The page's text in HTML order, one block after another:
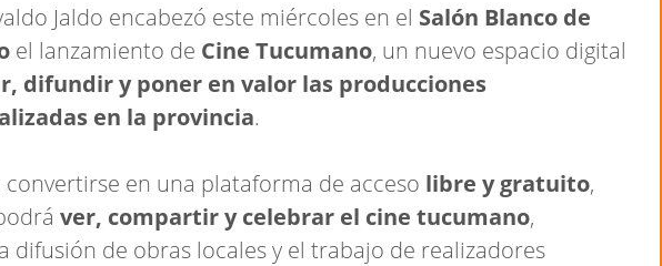
Jaldo encabezó este miércoles en el Salón Blanco de
el lanzamiento de Cine Tucumano, un nuevo espacio digital
difundir y poner en valor las producciones
en la provincia.
convertirse en una plataforma de acceso libre y gratuito,
ver, compartir y celebrar el cine tucumano,
difusión de obras locales y el trabajo de realizadores